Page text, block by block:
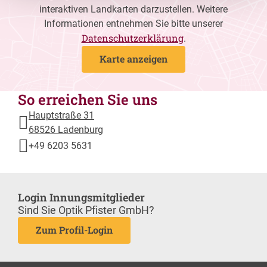
interaktiven Landkarten darzustellen. Weitere
Informationen entnehmen Sie bitte unserer
Datenschutzerklärung.
Karte anzeigen
So erreichen Sie uns
Hauptstraße 31
68526 Ladenburg
+49 6203 5631
Login Innungsmitglieder
Sind Sie Optik Pfister GmbH?
Zum Profil-Login